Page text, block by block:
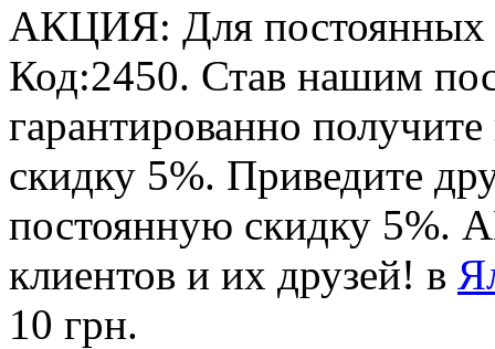
АКЦИЯ: Для постоянных
Код:2450. Став нашим
гарантированно
скидку 5%. Приведите
постоянную скидку 5%.
клиентов и их друзей! в
10 грн.